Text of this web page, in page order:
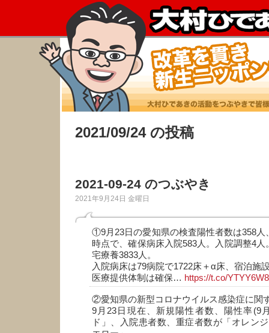
2021/09/24 の投稿
2021-09-24 のつぶやき
2021年9月24日 金曜日
①9月23日の愛知県の検査陽性者数は358人
時点で、確保病床入院583人。入院調整4
宅療養3833人。
入院病床は79病院で1722床＋α床、宿泊施
医療提供体制は確保… https://t.co/
②愛知県の新型コロナウイルス感染症に関
9月23日現在、新規陽性者数、陽性率(9
ド」、入院患者数、重症者数が「オレン